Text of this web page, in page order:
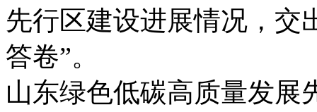
先行区建设进展情况，交
答卷”。
山东绿色低碳高质量发展